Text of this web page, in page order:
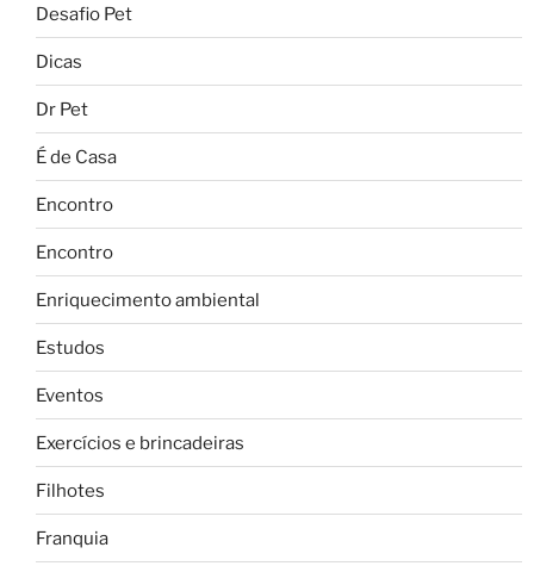
Desafio Pet
Dicas
Dr Pet
É de Casa
Encontro
Encontro
Enriquecimento ambiental
Estudos
Eventos
Exercícios e brincadeiras
Filhotes
Franquia